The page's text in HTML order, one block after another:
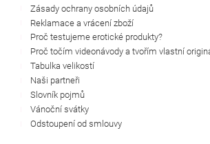
Zásady ochrany osobních údajů
Reklamace a vrácení zboží
Proč testujeme erotické produkty?
Proč točím videonávody a tvořím vlastní
Tabulka velikostí
Naši partneři
Slovník pojmů
Vánoční svátky
Odstoupení od smlouvy